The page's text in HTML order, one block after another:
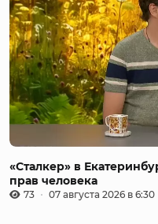
«Сталкер» в
прав человека
73 07 августа 2026 в 6:30